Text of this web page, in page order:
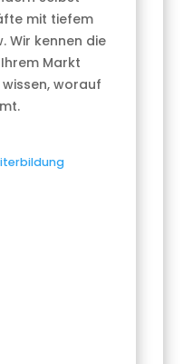
mit tiefem
Wir kennen die
Markt
worauf